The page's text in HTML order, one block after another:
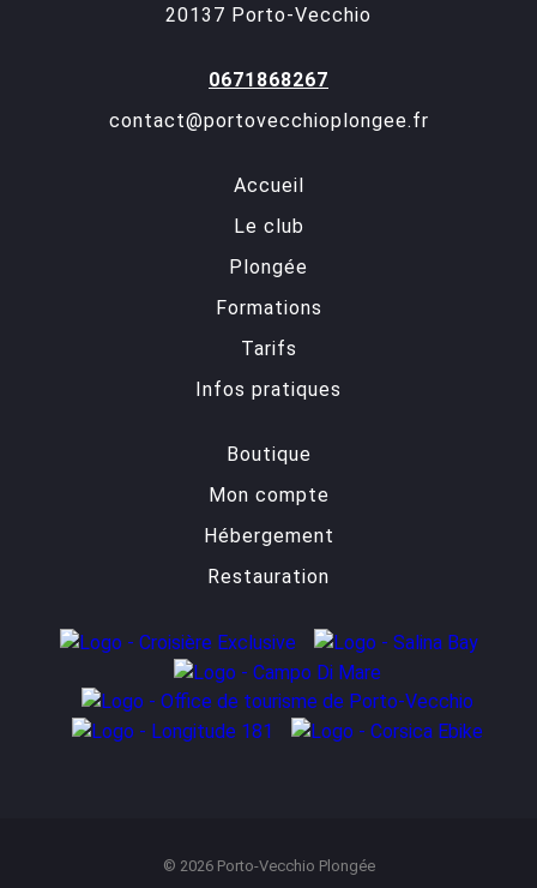
20137 Porto-Vecchio
Accueil
Le club
Plongée
Formations
Tarifs
Infos pratiques
Boutique
Mon compte
Hébergement
Restauration
0671868267
contact@portovecchioplongee.fr
© 2026 Porto-Vecchio Plongée